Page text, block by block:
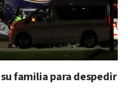
familia para despedir